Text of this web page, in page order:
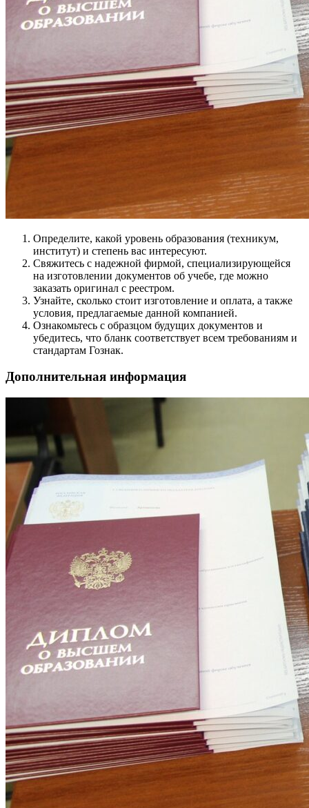
Определите, какой уровень образования (техникум,
институт) и степень вас интересуют.
Свяжитесь с надежной фирмой, специализирующейся
на изготовлении документов об учебе, где можно
заказать оригинал с реестром.
Узнайте, сколько стоит изготовление и оплата, а также
условия, предлагаемые данной компанией.
Ознакомьтесь с образцом будущих документов и
убедитесь, что бланк соответствует всем требованиям и
стандартам Гознак.
Дополнительная информация